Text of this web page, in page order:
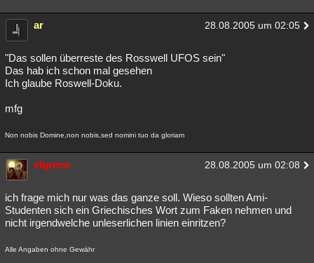
Philosophie Träume Orte Esoterik Literatur
Astronomie
Musik Clash Verbesserungen
Übersichten
Besucht
Lesenswert Schlüsselwörter
ar 28.08.2005 um 02:05
"Das sollen überreste des Rosswell UFOS sein"
Das hab ich schon mal gesehen
Ich glaube Roswell-Doku.
mfg
Non nobis Domine,non nobis,sed nomini tuo da gloriam
elgreco 28.08.2005 um 02:08
ich frage mich nur was das ganze soll. Wieso sollten Ami-
Studenten sich ein Griechisches Wort zum Faken nehmen und
nicht irgendwelche unleserlichen linien einritzen?
Alle Angaben ohne Gewähr